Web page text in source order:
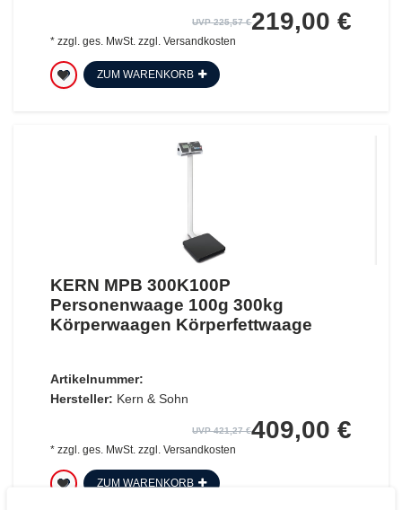
UVP 225,57 €219,00 €
* zzgl. ges. MwSt. zzgl. Versandkosten
ZUM WARENKORB
KERN MPB 300K100P
Personenwaage 100g 300kg
Körperwaagen Körperfettwaage
Artikelnummer:
Hersteller: Kern & Sohn
UVP 421,27 €409,00 €
* zzgl. ges. MwSt.zzgl. Versandkosten
ZUM WARENKORB